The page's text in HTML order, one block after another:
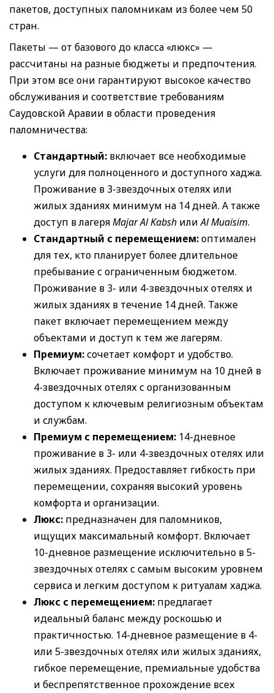
пакетов, доступных паломникам из более чем 50
стран.
Пакеты — от базового до класса «люкс» —
рассчитаны на разные бюджеты и предпочтения.
При этом все они гарантируют высокое качество
обслуживания и соответствие требованиям
Саудовской Аравии в области проведения
паломничества:
Стандартный: включает все необходимые
услуги для полноценного и доступного хаджа.
Проживание в 3-звездочных отелях или
жилых зданиях минимум на 14 дней. А также
доступ в лагеряMajar Al Kabsh илиAl Muaisim.
Стандартный с перемещением:оптимален
для тех, кто планирует более длительное
пребывание с ограниченным бюджетом.
Проживание в 3- или 4-звездочных отелях и
жилых зданиях в течение 14 дней. Также
пакет включает перемещением между
объектами и доступ к тем же лагерям.
Премиум:сочетает комфорт и удобство.
Включает проживание минимум на 10 дней в
4-звездочных отелях с организованным
доступом к ключевым религиозным объектам
и службам.
Премиум с перемещением: 14-дневное
проживание в 3- или 4-звездочных отелях или
жилых зданиях. Предоставляет гибкость при
перемещении, сохраняя высокий уровень
комфорта и организации.
Люкс: предназначен для паломников,
ищущих максимальный комфорт. Включает
10-дневное размещение исключительно в 5-
звездочных отелях с самым высоким уровнем
сервиса и легким доступом к ритуалам хаджа.
Люкс с перемещением: предлагает
идеальный баланс между роскошью и
практичностью. 14-дневное размещение в 4-
или 5-звездочных отелях или жилых зданиях,
гибкое перемещение, премиальные удобства
и беспрепятственное прохождение всех